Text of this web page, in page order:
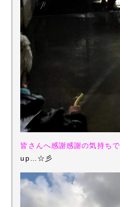
皆さんへ感謝感謝の気持ちで
up…☆彡